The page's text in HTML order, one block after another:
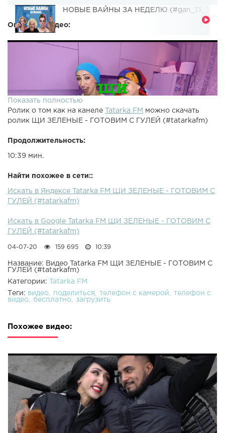
НОВЫЕ ВАЙНЫ ЗА НЕДЕЛЮ (#gan_13_)
Описание видео:
Показать полностью
Ролик о том как на канеле
Tatarka FM можно скачать
ролик ЩИ ЗЕЛЕНЫЕ - ГОТОВИМ С ГУЛЕЙ (#tatarkafm)
Продолжительность:
10:39 мин.
Найти похожее в сети::
Искать в Яндексе Tatarka FM ЩИ ЗЕЛЕНЫЕ - ГОТОВИМ С
ГУЛЕЙ (#tatarkafm)
Искать в Google Tatarka FM ЩИ ЗЕЛЕНЫЕ - ГОТОВИМ С
ГУЛЕЙ (#tatarkafm)
04-07-20 159 695 10:39
Название: Видео Tatarka FM ЩИ ЗЕЛЕНЫЕ - ГОТОВИМ С
ГУЛЕЙ (#tatarkafm)
Категории:
Tatarka FM
Теги: видео поделиться телефон с камерой
телефон с
видео
бесплатно загрузить
Похожее видео: